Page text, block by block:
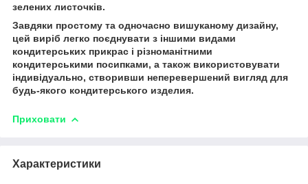
зелених листочків.
Завдяки простому та одночасно вишуканому дизайну,
цей виріб легко поєднувати з іншими видами
кондитерських прикрас і різноманітними
кондитерськими посипками, а також використовувати
індивідуально, створивши неперевершений вигляд для
будь-якого кондитерського изделия.
Приховати
Характеристики